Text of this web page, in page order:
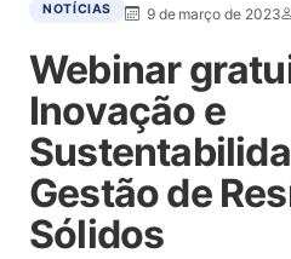
NOTÍCIAS 9 de março de 2023
Webinar
Inovação e
Gestão de
Sólidos